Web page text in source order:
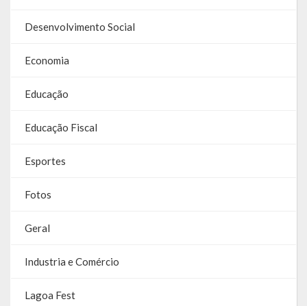
Relatório Anual de Gestão
Demonstrativos Contábeis
Legislativo
Legislação
Lei Municipal
Desenvolvimento Social
Economia
Educação
Educação Fiscal
Esportes
Fotos
Geral
Industria e Comércio
Lagoa Fest